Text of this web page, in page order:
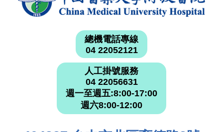
總機電話專線
04 22052121
人工掛號服務
04 22056631
週一至週五:8:00-17:00
週六8:00-12:00